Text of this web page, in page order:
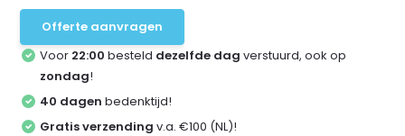
Offerte aanvragen
Voor 22:00 besteld dezelfde dag verstuurd, ook op
zondag!
40 dagen bedenktijd!
Gratis verzending v.a. €100 (NL)!